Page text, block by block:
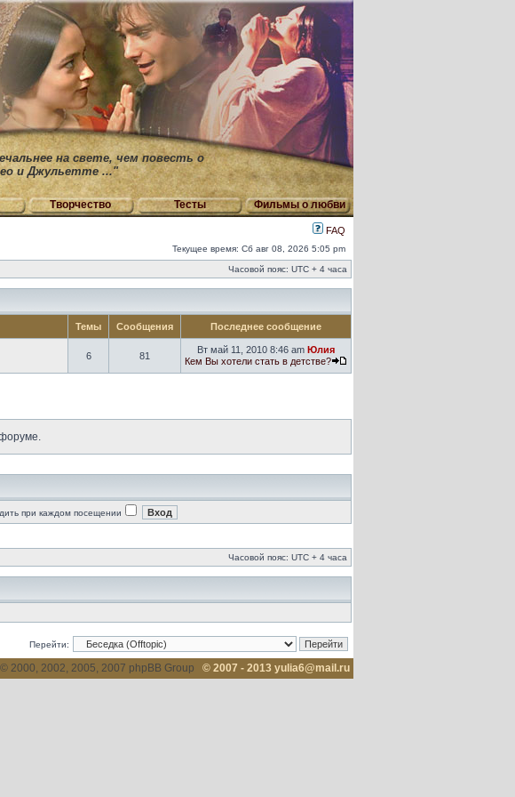
на свете, чем повесть о
и Джульетте ..."
Творчество Тесты Фильмы о любви
FAQ
Текущее время: Сб авг 08, 2026 5:05 pm
Часовой пояс: UTC + 4 часа
Темы Сообщения Последнее сообщение
6 81
Вт май 11, 2010 8:46 am Юлия
Кем Вы хотели стать в детстве?
при каждом посещении
Часовой пояс: UTC + 4 часа
Перейти:
© 2000, 2002, 2005, 2007 phpBB Group © 2007 - 2013 yulia6@mail.ru